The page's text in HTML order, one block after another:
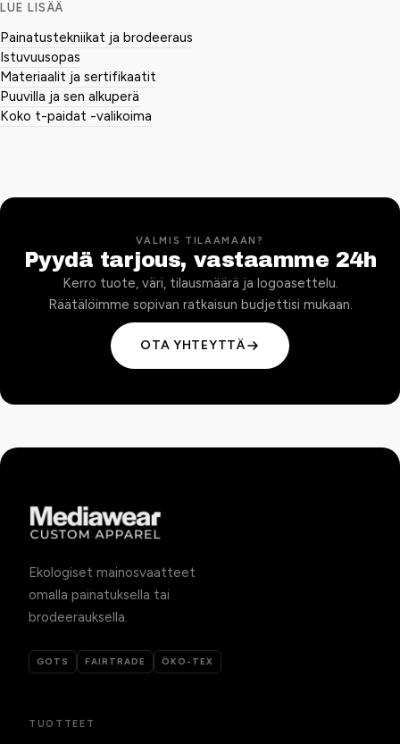
LUE LISÄÄ
Painatustekniikat ja brodeeraus
Istuvuusopas
Materiaalit ja sertifikaatit
Puuvilla ja sen alkuperä
Koko t-paidat -valikoima
VALMIS TILAAMAAN?
Pyydä tarjous, vastaamme 24h
Kerro tuote, väri, tilausmäärä ja logoasettelu.
Räätälöimme sopivan ratkaisun budjettisi mukaan.
OTA YHTEYTTÄ
Ekologiset mainosvaatteet
omalla painatuksella tai
brodeerauksella.
GOTS FAIRTRADE ÖKO-TEX
TUOTTEET